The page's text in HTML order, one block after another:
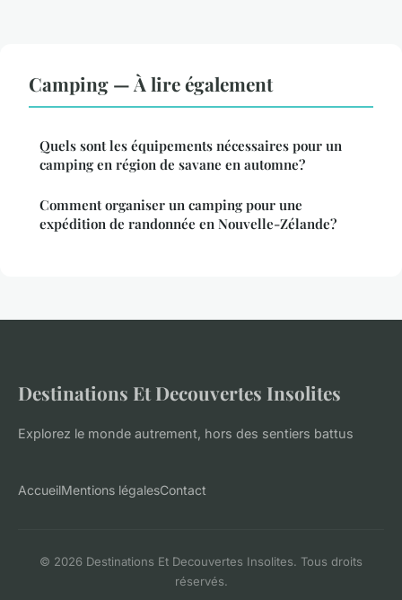
Camping — À lire également
Quels sont les équipements nécessaires pour un
camping en région de savane en automne?
Comment organiser un camping pour une
expédition de randonnée en Nouvelle-Zélande?
Destinations Et Decouvertes Insolites
Explorez le monde autrement, hors des sentiers battus
AccueilMentions légalesContact
© 2026 Destinations Et Decouvertes Insolites. Tous droits
réservés.